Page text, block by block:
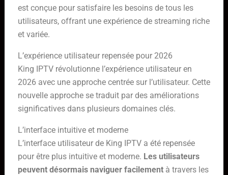
est conçue pour satisfaire les besoins de tous les
utilisateurs, offrant une expérience de streaming riche
et variée.
L’expérience utilisateur repensée pour 2026
King IPTV révolutionne l’expérience utilisateur en
2026 avec une approche centrée sur l’utilisateur. Cette
nouvelle approche se traduit par des améliorations
significatives dans plusieurs domaines clés.
L’interface intuitive et moderne
L’interface utilisateur de King IPTV a été repensée
pour être plus intuitive et moderne. Les utilisateurs
peuvent désormais naviguer facilementà travers les